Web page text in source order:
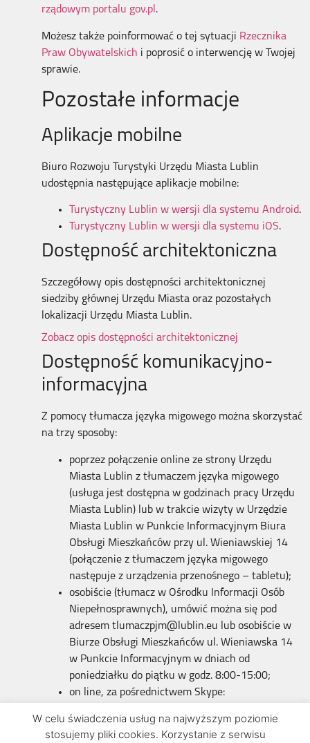
rządowym portalu gov.pl.
Możesz także poinformować o tej sytuacji Rzecznika
Praw Obywatelskich i poprosić o interwencję w Twojej
sprawie.
Pozostałe informacje
Aplikacje mobilne
Biuro Rozwoju Turystyki Urzędu Miasta Lublin
udostępnia następujące aplikacje mobilne:
Turystyczny Lublin w wersji dla systemu Android.
Turystyczny Lublin w wersji dla systemu iOS.
Dostępność architektoniczna
Szczegółowy opis dostępności architektonicznej
siedziby głównej Urzędu Miasta oraz pozostałych
lokalizacji Urzędu Miasta Lublin.
Zobacz opis dostępności architektonicznej
Dostępność komunikacyjno-
informacyjna
Z pomocy tłumacza języka migowego można skorzystać
na trzy sposoby:
poprzez połączenie online ze strony Urzędu
Miasta Lublin z tłumaczem języka migowego
(usługa jest dostępna w godzinach pracy Urzędu
Miasta Lublin) lub w trakcie wizyty w Urzędzie
Miasta Lublin w Punkcie Informacyjnym Biura
Obsługi Mieszkańców przy ul. Wieniawskiej 14
(połączenie z tłumaczem języka migowego
następuje z urządzenia przenośnego – tabletu);
osobiście (tłumacz w Ośrodku Informacji Osób
Niepełnosprawnych), umówić można się pod
adresem tlumaczpjm@lublin.eu lub osobiście w
Biurze Obsługi Mieszkańców ul. Wieniawska 14
w Punkcie Informacyjnym w dniach od
poniedziałku do piątku w godz. 8:00-15:00;
on line, za pośrednictwem Skype:
W celu świadczenia usług na najwyższym poziomie
stosujemy pliki cookies. Korzystanie z serwisu